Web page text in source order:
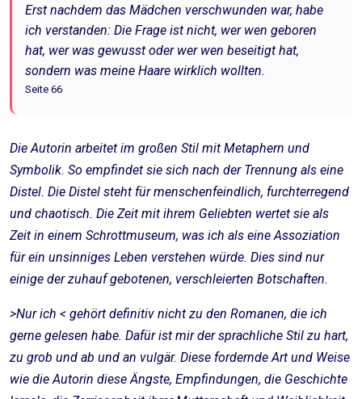
Erst nachdem das Mädchen verschwunden war, habe
ich verstanden: Die Frage ist nicht, wer wen geboren
hat, wer was gewusst oder wer wen beseitigt hat,
sondern was meine Haare wirklich wollten.
Seite 66
Die Autorin arbeitet im großen Stil mit Metaphern und
Symbolik. So empfindet sie sich nach der Trennung als eine
Distel. Die Distel steht für menschenfeindlich, furchterregend
und chaotisch. Die Zeit mit ihrem Geliebten wertet sie als
Zeit in einem Schrottmuseum, was ich als eine Assoziation
für ein unsinniges Leben verstehen würde. Dies sind nur
einige der zuhauf gebotenen, verschleierten Botschaften.
>Nur ich < gehört definitiv nicht zu den Romanen, die ich
gerne gelesen habe. Dafür ist mir der sprachliche Stil zu hart,
zu grob und ab und an vulgär. Diese fordernde Art und Weise
wie die Autorin diese Ängste, Empfindungen, die Geschichte